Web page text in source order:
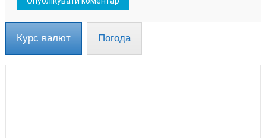
Курс валют Погода